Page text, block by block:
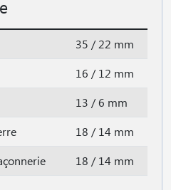
35 / 22 mm
16 / 12 mm
13 / 6 mm
18 / 14 mm
18 / 14 mm